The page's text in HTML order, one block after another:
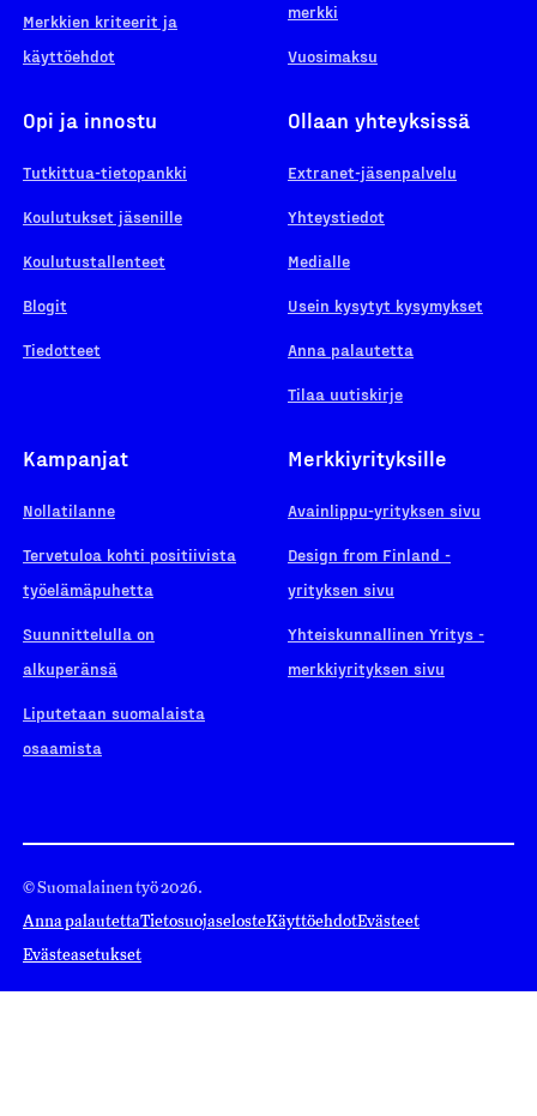
Merkkien kriteerit ja
käyttöehdot
merkki
Vuosimaksu
Opi ja innostu
Tutkittua-tietopankki
Koulutukset jäsenille
Koulutustallenteet
Blogit
Tiedotteet
Ollaan yhteyksissä
Extranet-jäsenpalvelu
Yhteystiedot
Medialle
Usein kysytyt kysymykset
Anna palautetta
Tilaa uutiskirje
Kampanjat
Nollatilanne
Tervetuloa kohti positiivista
työelämäpuhetta
Suunnittelulla on
alkuperänsä
Liputetaan suomalaista
osaamista
Merkkiyrityksille
Avainlippu-yrityksen sivu
Design from Finland -
yrityksen sivu
Yhteiskunnallinen Yritys -
merkkiyrityksen sivu
© Suomalainen työ 2026.
Anna palautettaTietosuojaselosteKäyttöehdotEvästeet
Evästeasetukset